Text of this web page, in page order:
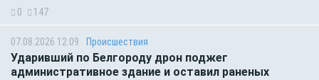
0 147
07.08.2026 12:09 Происшествия
Ударивший по Белгороду дрон поджег
административное здание и оставил раненых